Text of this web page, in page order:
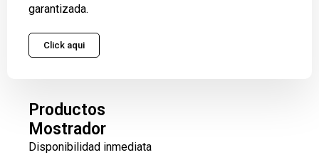
garantizada.
Click aqui
Productos
Mostrador
Disponibilidad inmediata